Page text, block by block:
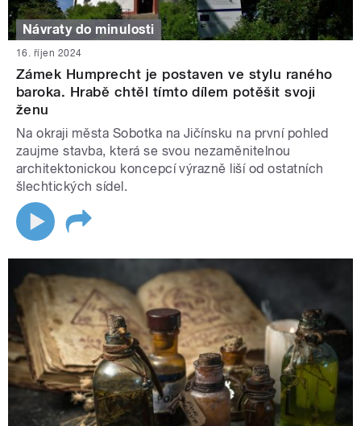
Návraty do minulosti
16. říjen 2024
Zámek Humprecht je postaven ve stylu raného
baroka. Hrabě chtěl tímto dílem potěšit svoji
ženu
Na okraji města Sobotka na Jičínsku na první pohled
zaujme stavba, která se svou nezaměnitelnou
architektonickou koncepcí výrazně liší od ostatních
šlechtických sídel.